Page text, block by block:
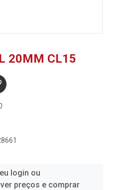
20MM CL15
login ou
preços e comprar